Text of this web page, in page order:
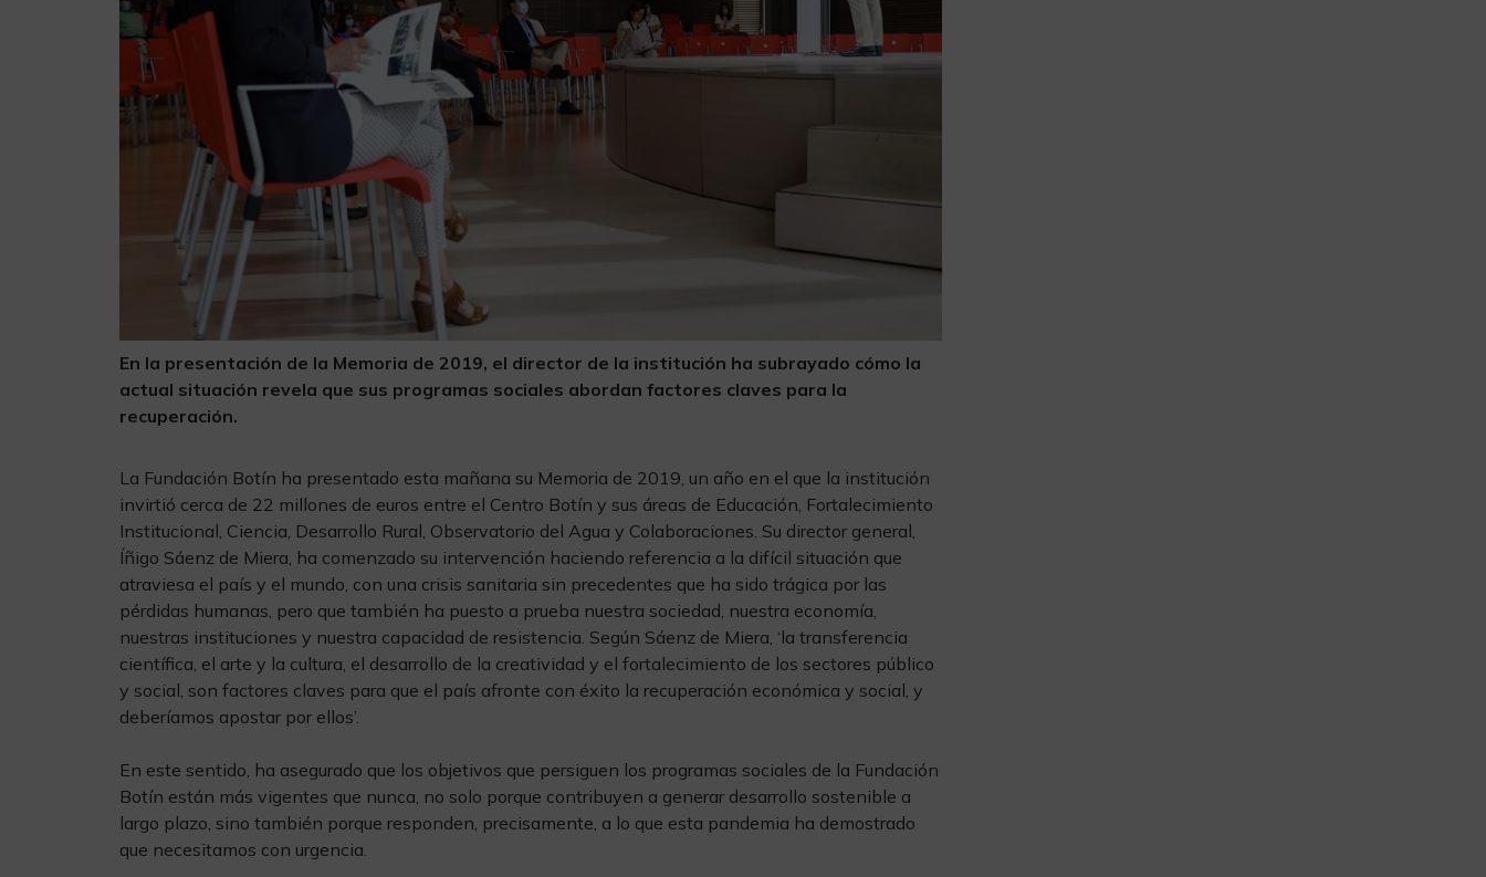
En la presentación de la Memoria de 2019, el director de la institución ha subrayado cómo la
actual situación revela que sus programas sociales abordan factores claves para la
recuperación.
La Fundación Botín ha presentado esta mañana su Memoria de 2019, un año en el que la institución
invirtió cerca de 22 millones de euros entre el Centro Botín y sus áreas de Educación, Fortalecimiento
Institucional, Ciencia, Desarrollo Rural, Observatorio del Agua y Colaboraciones. Su director general,
Íñigo Sáenz de Miera, ha comenzado su intervención haciendo referencia a la difícil situación que
atraviesa el país y el mundo, con una crisis sanitaria sin precedentes que ha sido trágica por las
pérdidas humanas, pero que también ha puesto a prueba nuestra sociedad, nuestra economía,
nuestras instituciones y nuestra capacidad de resistencia. Según Sáenz de Miera, ‘la transferencia
científica, el arte y la cultura, el desarrollo de la creatividad y el fortalecimiento de los sectores público
y social, son factores claves para que el país afronte con éxito la recuperación económica y social, y
deberíamos apostar por ellos’.
En este sentido, ha asegurado que los objetivos que persiguen los programas sociales de la Fundación
Botín están más vigentes que nunca, no solo porque contribuyen a generar desarrollo sostenible a
largo plazo, sino también porque responden, precisamente, a lo que esta pandemia ha demostrado
que necesitamos con urgencia.